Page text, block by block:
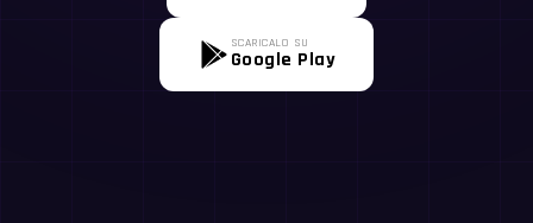
SCARICALO SU
Google Play